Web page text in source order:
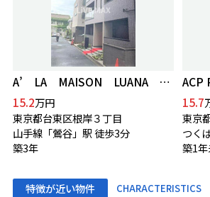
A’ LA MAISON LUANA アラメゾンルアナ
15.2万円
東京都台東区根岸３丁目
山手線「鶯谷」駅 徒歩3分
築3年
ACP
15.7
東京
築1
特徴が近い物件 CHARACTERISTICS